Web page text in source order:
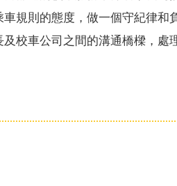
規則的態度，做一個守紀律和
校車公司之間的溝通橋樑，處